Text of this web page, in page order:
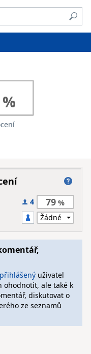
4 79
přihlášenýuživatel
ohodnotit, ale také k
diskutovat o
ze seznamů